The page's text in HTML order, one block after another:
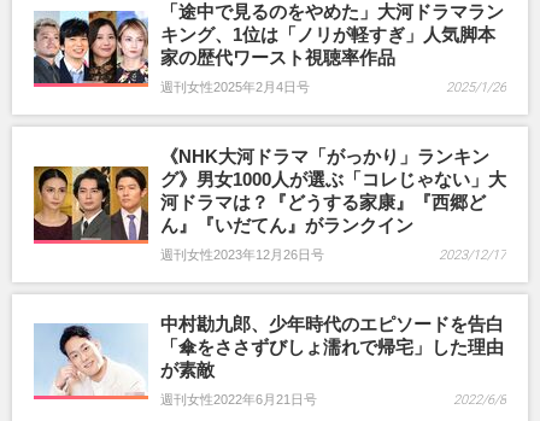
「途中で見るのをやめた」大河ドラマラン
キング、1位は「ノリが軽すぎ」人気脚本
家の歴代ワースト視聴率作品
週刊女性2025年2月4日号 2025/1/26
《NHK大河ドラマ「がっかり」ランキン
グ》男女1000人が選ぶ「コレじゃない」大
河ドラマは？『どうする家康』『西郷ど
ん』『いだてん』がランクイン
週刊女性2023年12月26日号 2023/12/17
中村勘九郎、少年時代のエピソードを告白
「傘をささずびしょ濡れで帰宅」した理由
が素敵
週刊女性2022年6月21日号 2022/6/8